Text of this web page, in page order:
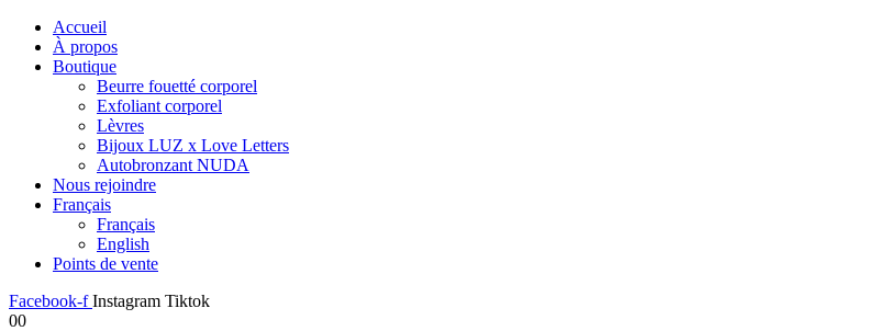
Accueil
À propos
Boutique
Beurre fouetté corporel
Exfoliant corporel
Lèvres
Bijoux LUZ x Love Letters
Autobronzant NUDA
Nous rejoindre
Français
Français
English
Points de vente
Facebook-f Instagram Tiktok
00